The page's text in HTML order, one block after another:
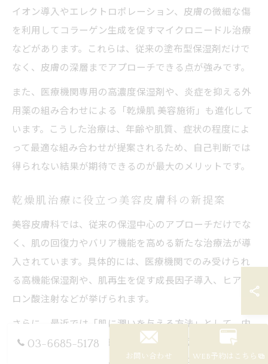
イオン導入やエレクトロポレーション、皮膚の微細な傷
を利用してコラーゲン生成を促すマイクロニードル治療
などがあります。これらは、従来の塗布型保湿剤だけで
なく、皮膚の深層までアプローチできる点が強みです。
また、医療機関専用の高濃度保湿剤や、炎症を抑える外
用薬の組み合わせによる「乾燥肌 美容施術」も進化して
います。こうした治療は、年齢や肌質、症状の程度によ
って最適な組み合わせが提案されるため、自己判断では
得られない結果が期待できるのが最大のメリットです。
乾燥肌治療に役立つ美容皮膚科の新提案
美容皮膚科では、従来の保湿中心のアプローチだけでな
く、肌の回復力やバリア機能を高める新たな治療法が導
入されています。具体的には、医療機関でのみ受けられ
る高機能保湿剤や、肌再生を促す成長因子導入、ヒアル
ロン酸注射などが挙げられます。
さらに、最近では「肌に潤いを与える方法」として、内
側からのサポートを目的とした点滴療法やサプリメント
指導も行われています。これにより、単なる保湿では補
03-6685-5178
お問い合わせ WEB予約はこちら